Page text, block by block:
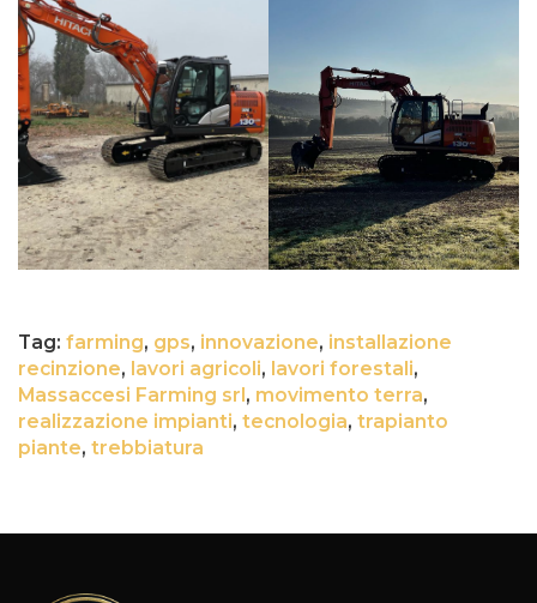
Tag: farming, gps, innovazione, installazione
recinzione, lavori agricoli, lavori forestali,
Massaccesi Farming srl, movimento terra,
realizzazione impianti, tecnologia, trapianto
piante, trebbiatura